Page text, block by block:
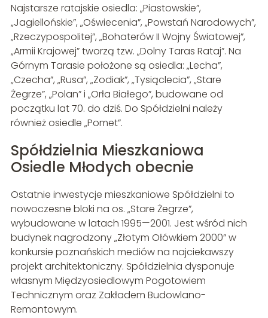
Najstarsze ratajskie osiedla: „Piastowskie”,
„Jagiellońskie”, „Oświecenia”, „Powstań Narodowych”,
„Rzeczypospolitej”, „Bohaterów II Wojny Światowej”,
„Armii Krajowej” tworzą tzw. „Dolny Taras Rataj”. Na
Górnym Tarasie położone są osiedla: „Lecha”,
„Czecha”, „Rusa”, „Zodiak”, „Tysiąclecia”, „Stare
Żegrze”, „Polan” i „Orła Białego”, budowane od
początku lat 70. do dziś. Do Spółdzielni należy
również osiedle „Pomet”.
Spółdzielnia Mieszkaniowa
Osiedle Młodych obecnie
Ostatnie inwestycje mieszkaniowe Spółdzielni to
nowoczesne bloki na os. „Stare Żegrze”,
wybudowane w latach 1995—2001. Jest wśród nich
budynek nagrodzony „Złotym Ołówkiem 2000” w
konkursie poznańskich mediów na najciekawszy
projekt architektoniczny. Spółdzielnia dysponuje
własnym Międzyosiedlowym Pogotowiem
Technicznym oraz Zakładem Budowlano-
Remontowym.